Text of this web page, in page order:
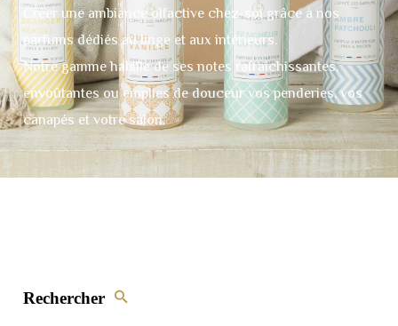
Créer une ambiance olfactive chez-soi grâce à nos
parfums dédiés au linge et aux intérieurs.
Notre gamme habille de ses notes rafraîchissantes,
envoûtantes ou emplies de douceur vos penderies, vos
canapés et votre salon.
Rechercher